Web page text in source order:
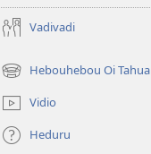
Vadivadi
Hebouhebou Oi Tahua
(uindo
matamata
do
ia
kehoa)
Vidio
Heduru